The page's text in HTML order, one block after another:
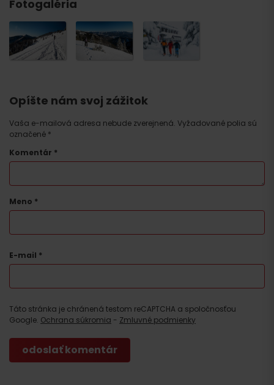
Fotogaléria
Opíšte nám svoj zážitok
Vaša e-mailová adresa nebude zverejnená. Vyžadované polia sú
označené *
Komentár *
Meno *
E-mail *
Táto stránka je chránená testom reCAPTCHA a spoločnosťou
Google. Ochrana súkromia - Zmluvné podmienky